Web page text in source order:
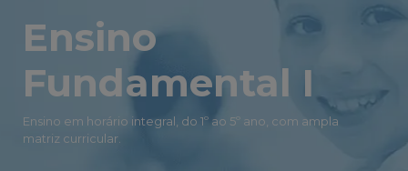
Ensino
Fundamental I
Ensino em horário integral, do 1º ao 5º ano, com ampla
matriz curricular.